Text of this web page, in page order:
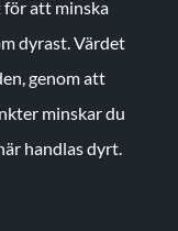
att minska
dyrast. Värdet
genom att
minskar du
handlas dyrt.